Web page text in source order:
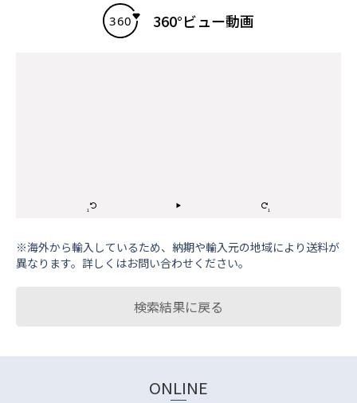
360°ビュー動画
※海外から輸⼊しているため、納期や輸⼊元の地域により送料が
異なります。詳しくはお問い合わせください。
検索結果に戻る
ONLINE